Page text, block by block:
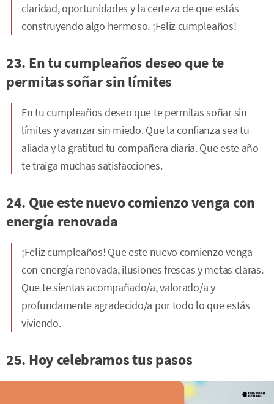
claridad, oportunidades y la certeza de que estás
construyendo algo hermoso. ¡Feliz cumpleaños!
23. En tu cumpleaños deseo que te
permitas soñar sin límites
En tu cumpleaños deseo que te permitas soñar sin
límites y avanzar sin miedo. Que la confianza sea tu
aliada y la gratitud tu compañera diaria. Que este año
te traiga muchas satisfacciones.
24. Que este nuevo comienzo venga con
energía renovada
¡Feliz cumpleaños! Que este nuevo comienzo venga
con energía renovada, ilusiones frescas y metas claras.
Que te sientas acompañado/a, valorado/a y
profundamente agradecido/a por todo lo que estás
viviendo.
25. Hoy celebramos tus pasos